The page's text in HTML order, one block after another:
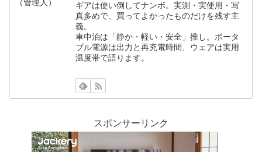
ギアは使い倒してナンボ。実測・実使用・写
真多めで、買ってよかったものだけを残す主
義。
車中泊は「静か・軽い・安全」推し。ポータ
ブル電源は出力と再充電時間、ウェアは実用
温度帯で語ります。
スポンサーリンク